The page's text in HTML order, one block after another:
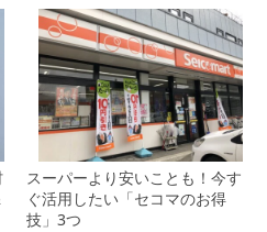
スーパーより安いことも！今す
ぐ活用したい「セコマのお得
技」3つ